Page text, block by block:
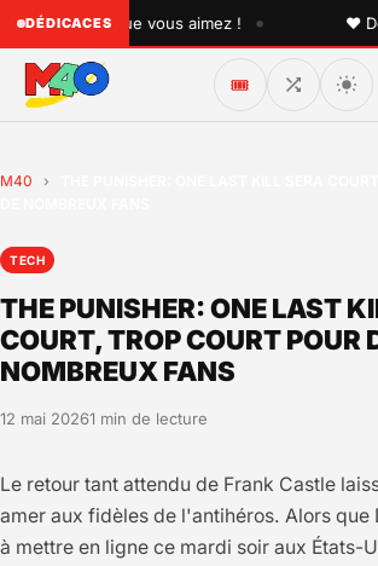
DÉDICACES
quelqu'un que vous aimez ! • ♥
🎟️
M40 ›
TECH
THE PUNISHER: ONE LAST
COURT, TROP COURT POUR
NOMBREUX FANS
12 mai 20261 min de lecture
Le retour tant attendu de Frank Castle
amer aux fidèles de l'antihéros. Alors que
à mettre en ligne ce mardi soir aux États-